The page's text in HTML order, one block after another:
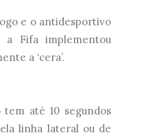
e o antidesportivo
a Fifa implementou
a ‘cera’.
até 10 segundos
linha lateral ou de